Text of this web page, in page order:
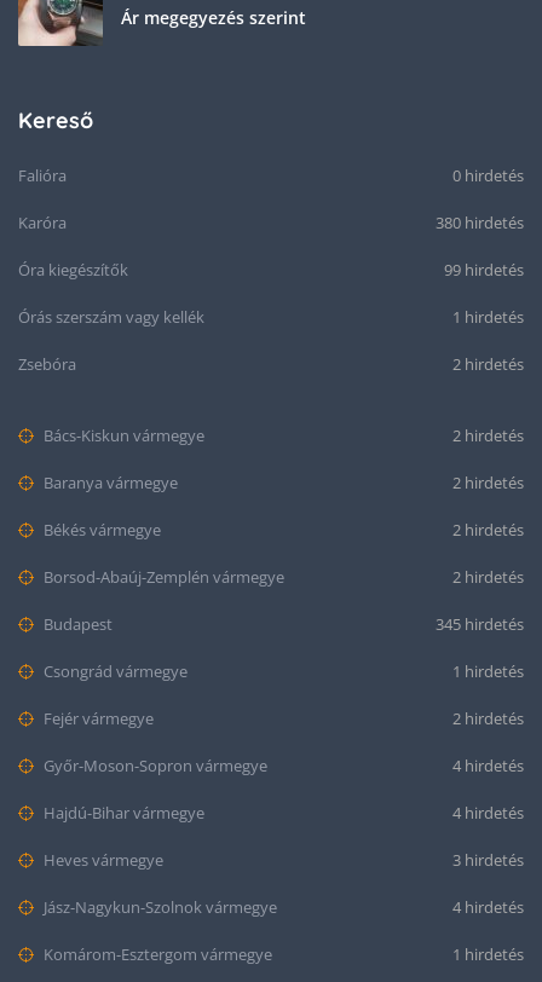
Ár megegyezés szerint
Kereső
Falióra 0 hirdetés
Karóra 380 hirdetés
Óra kiegészítők 99 hirdetés
Órás szerszám vagy kellék 1 hirdetés
Zsebóra 2 hirdetés
Bács-Kiskun vármegye 2 hirdetés
Baranya vármegye 2 hirdetés
Békés vármegye 2 hirdetés
Borsod-Abaúj-Zemplén vármegye 2 hirdetés
Budapest 345 hirdetés
Csongrád vármegye 1 hirdetés
Fejér vármegye 2 hirdetés
Győr-Moson-Sopron vármegye 4 hirdetés
Hajdú-Bihar vármegye 4 hirdetés
Heves vármegye 3 hirdetés
Jász-Nagykun-Szolnok vármegye 4 hirdetés
Komárom-Esztergom vármegye 1 hirdetés